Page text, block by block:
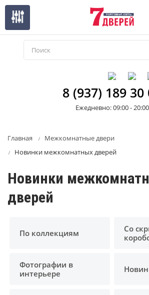
Перейти
основному
содержанию
8 (937) 189 30
Ежедневно: 09:00 - 20:00
Главная
Межкомнатные двери
Новинки межкомнатных дверей
Новинки
дверей
По коллекциям
Со
Фотографии в
интерьере